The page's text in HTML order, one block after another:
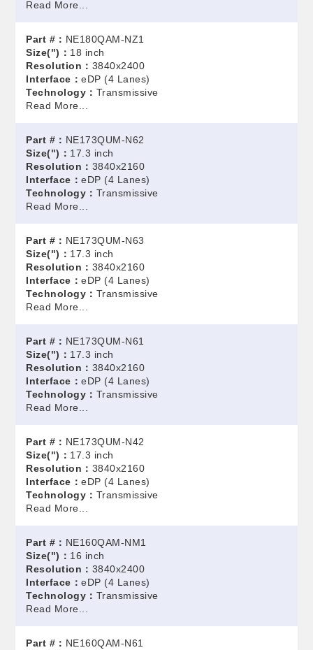
Read More...
Part #： NE180QAM-NZ1
Size(")： 18 inch
Resolution： 3840x2400
Interface：eDP (4 Lanes)
Technology： Transmissive
Read More...
Part #： NE173QUM-N62
Size(")： 17.3 inch
Resolution： 3840x2160
Interface：eDP (4 Lanes)
Technology： Transmissive
Read More...
Part #： NE173QUM-N63
Size(")： 17.3 inch
Resolution： 3840x2160
Interface：eDP (4 Lanes)
Technology： Transmissive
Read More...
Part #： NE173QUM-N61
Size(")： 17.3 inch
Resolution： 3840x2160
Interface：eDP (4 Lanes)
Technology： Transmissive
Read More...
Part #： NE173QUM-N42
Size(")： 17.3 inch
Resolution： 3840x2160
Interface：eDP (4 Lanes)
Technology： Transmissive
Read More...
Part #： NE160QAM-NM1
Size(")： 16 inch
Resolution： 3840x2400
Interface：eDP (4 Lanes)
Technology： Transmissive
Read More...
Part #： NE160QAM-N61